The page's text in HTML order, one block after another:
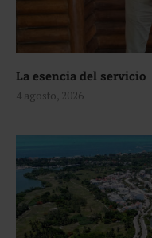
La esencia del servicio
4 agosto, 2026